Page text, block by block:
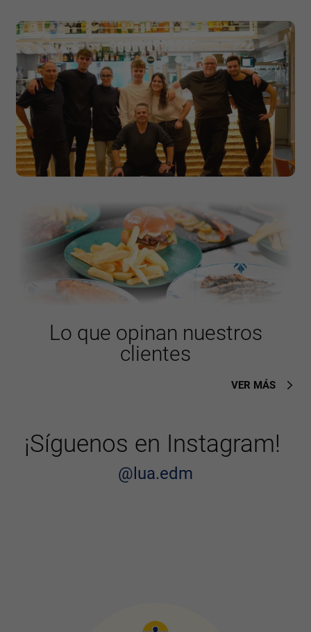
Lo que opinan nuestros
clientes
VER MÁS
¡Síguenos en Instagram!
@lua.edm